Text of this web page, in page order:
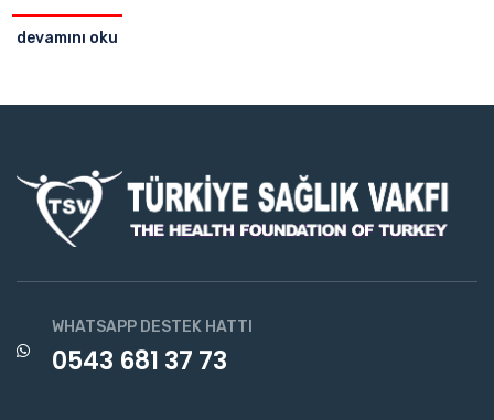
devamını oku
WHATSAPP DESTEK HATTI
0543 681 37 73